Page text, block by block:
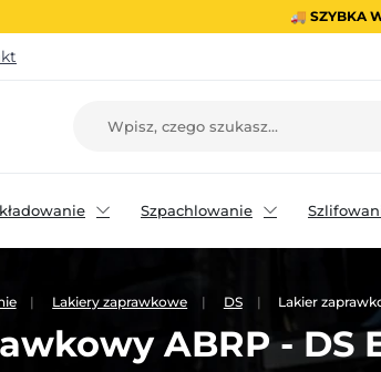
🚚 SZYBKA
Szpachlowanie
Lakiery zaprawkowe DS Lakier
ABRP - DS